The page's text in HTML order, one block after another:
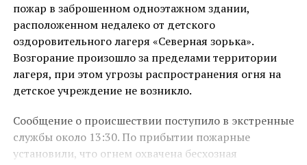
пожар в заброшенном одноэтажном здании,
расположенном недалеко от детского
оздоровительного лагеря «Северная зорька».
Возгорание произошло за пределами территории
лагеря, при этом угрозы распространения огня на
детское учреждение не возникло.
Сообщение о происшествии поступило в экстренные
службы около 13:30. По прибытии пожарные
установили, что огнем охвачена бесхозная